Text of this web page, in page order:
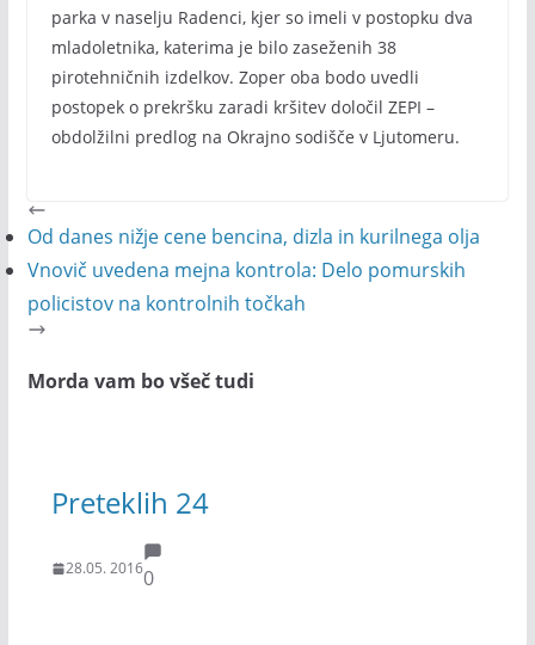
parka v naselju Radenci, kjer so imeli v postopku dva
mladoletnika, katerima je bilo zaseženih 38
pirotehničnih izdelkov. Zoper oba bodo uvedli
postopek o prekršku zaradi kršitev določil ZEPI –
obdolžilni predlog na Okrajno sodišče v Ljutomeru.
Od danes nižje cene bencina, dizla in kurilnega olja
Vnovič uvedena mejna kontrola: Delo pomurskih
policistov na kontrolnih točkah
Morda vam bo všeč tudi
Preteklih 24
28.05. 20160